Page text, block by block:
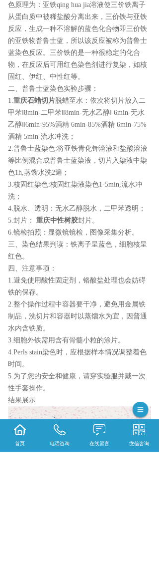
色原理为：亚铁qing hua jia溶液使三价铁离子
从蛋白质中被稀盐酸分离出来，三价铁与亚铁
反应，生成一种不溶解的蓝色化合物即三价铁
的亚铁物普鲁士蓝，所以该反应被称为普鲁士
蓝染色反应。三价铁的是一种很稳定的化合
物，在反应后可用红色染色剂进行复染，如核
固红、伊红、中性红等。
二、普鲁士蓝染色实验步骤：
1. 重庆石蜡切片脱蜡至水：依次将切片放入二
甲苯Ⅰ8min-二甲苯Ⅱ8min-无水乙醇Ⅰ 6min-无水
乙醇Ⅱ6min-95%酒精 6min-85%酒精 6min-75%
酒精 5min-流水冲洗；
2.普鲁士蓝染色:将亚铁青化钾溶液和盐酸溶液
等比例混合成普鲁士蓝染液，切片入染液中染
色1h,蒸馏水洗2遍；
3.核固红染色:核固红染液染色1-5min,流水冲
洗；
4.脱水、透明：无水乙醇脱水，二甲苯透明；
5.封片： 重庆中性树胶封片。
6.镜检拍照：显微镜镜检，图像采集分析。
三、染色结果判读：铁离子呈蓝色，细胞核呈
红色。
四、注意事项：
1.避免使用酸性固定剂，铬酸盐处理也会妨碍
铁的保存。
2.整个操作过程中容器要干净，避免用金属铁
制品，洗切片和容器时以蒸馏水为宜，因普通
水内含铁质。
3.细胞外铁需用含有骨髓小粒的涂片。
4.Perls stain染色时，应根据样本情况调整着色
时间。
5.为了您的安全和健康，请穿实验服并戴一次
性手套操作。
结果展示
首页 电话咨询 在线留言 微信咨询